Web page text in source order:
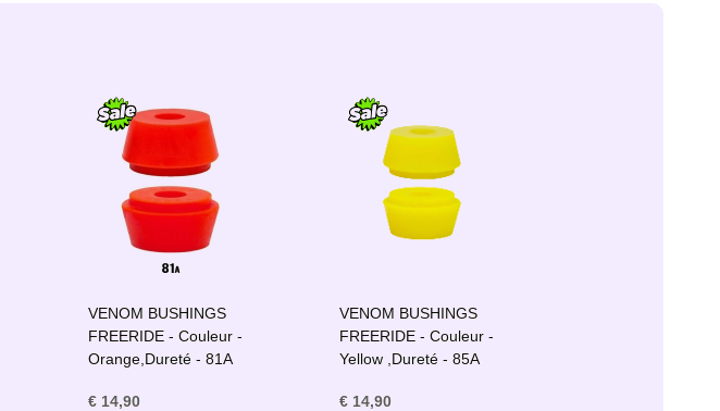
VENOM BUSHINGS
FREERIDE - Couleur -
Orange,Dureté - 81A
€ 14,90
VENOM BUSHINGS
FREERIDE - Couleur -
Yellow ,Dureté - 85A
€ 14,90